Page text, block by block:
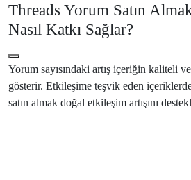
Threads Yorum Satın
Nasıl Katkı Sağlar?
Yorum sayısındaki artış içeriğin kaliteli
gösterir. Etkileşime teşvik eden
satın almak doğal etkileşim artışını